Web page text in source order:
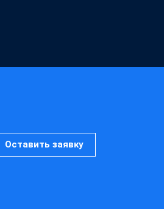
Оставить заявку